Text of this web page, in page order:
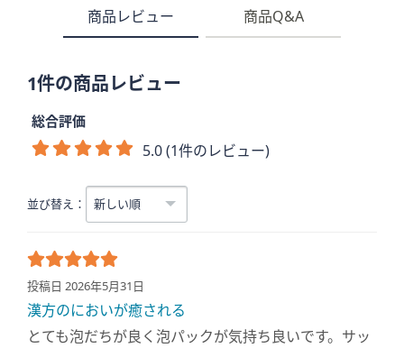
商品レビュー 商品Q&A
1件の商品レビュー
総合評価
5.0 (1件のレビュー)
並び替え：
投稿日 2026年5月31日
漢方のにおいが癒される
とても泡だちが良く泡パックが気持ち良いです。サッ